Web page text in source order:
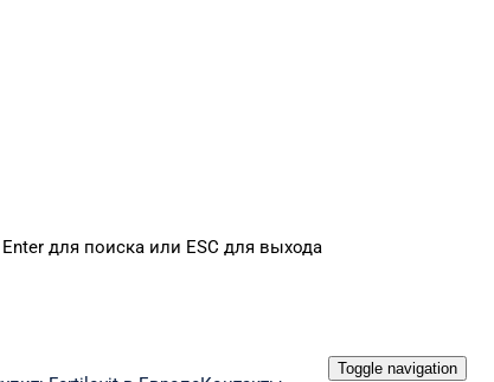
для поиска или ESC для выхода
Toggle navigation